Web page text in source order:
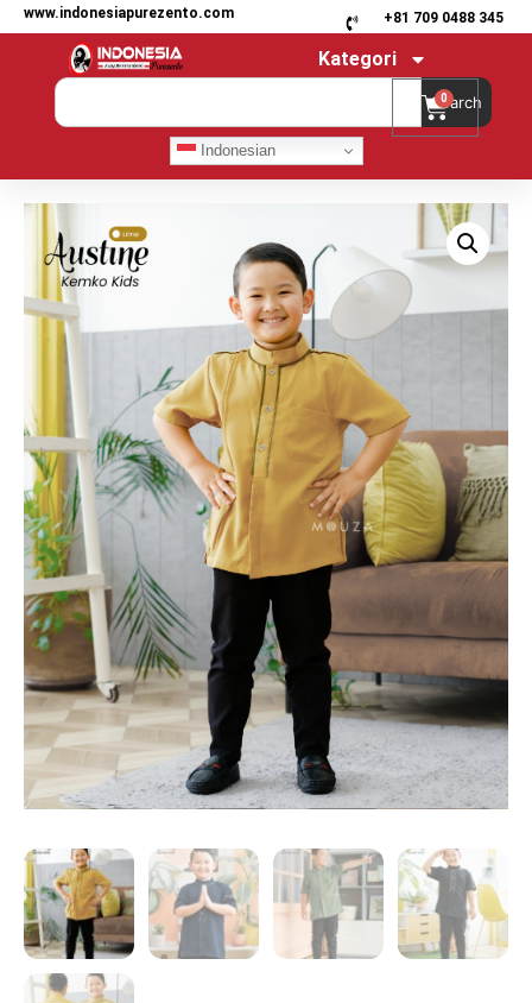
www.indonesiapurezento.com +81 709 0488 345
Kategori
Search
0
Indonesian